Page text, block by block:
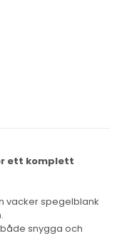
ett komplett
vacker spegelblank
snygga och